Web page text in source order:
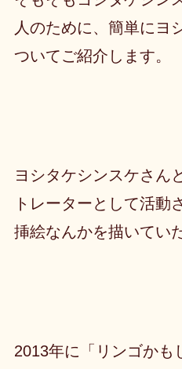
人のために、簡単にヨ
ついてご紹介します。
ヨシタケシンスケさん
トレーターとして活動
挿絵なんかを描いてい
2013年に「リンゴかも